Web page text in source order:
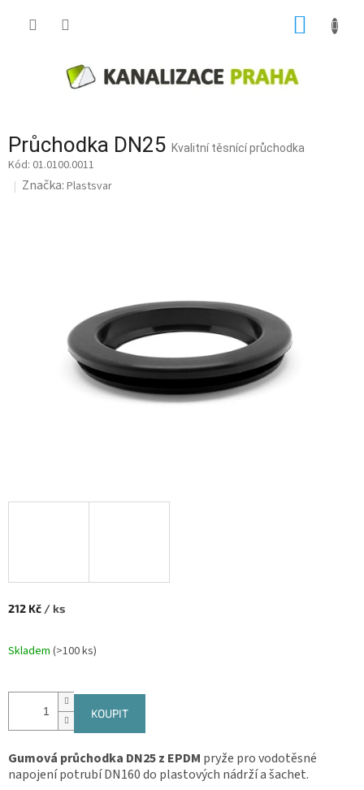
Průchodka DN25 Kvalitní těsnící průchodka
01.0100.0011
Značka: Plastsvar
212 Kč / ks
Skladem (>100 ks)
KOUPIT
Gumová průchodka DN25 z EPDM pryže pro vodotěsné
napojení potrubí DN160 do plastových nádrží a šachet.